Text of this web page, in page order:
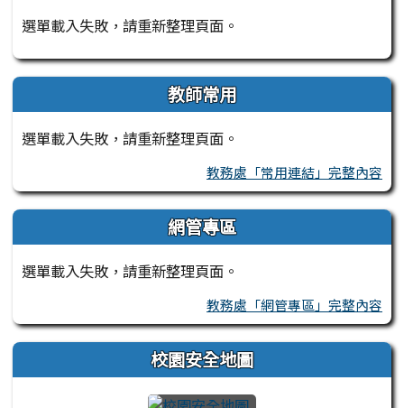
選單載入失敗，請重新整理頁面。
教師常用
選單載入失敗，請重新整理頁面。
教務處「常用連結」完整內容
網管專區
選單載入失敗，請重新整理頁面。
教務處「網管專區」完整內容
校園安全地圖